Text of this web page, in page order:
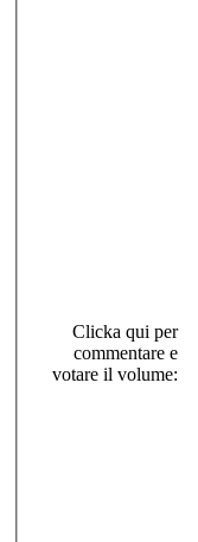
Clicka qui per
commentare e
votare il volume: